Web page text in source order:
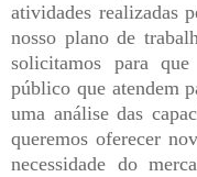
atividades realizadas
nosso plano de
solicitamos para
público que atendem
uma análise das
queremos oferecer
necessidade do